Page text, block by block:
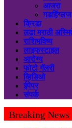
आजरा
गडहिंग्लज
क्रिडा
लढा मराठी
राशिभविष्य
लाइफस्टाइल
आरोग्य
फोटो गॅलरी
व्हिडिओ
ईपेपर
संपर्क
Breaking News